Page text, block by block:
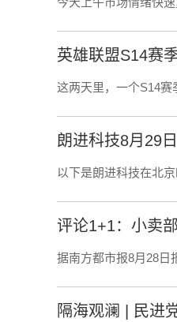
英雄联盟S14赛
这两天里，一个S14
朗进科技8月29
以下是朗进科技在北
评论1+1：小卖
据南方都市报8月28日
隔海观澜 | 民进